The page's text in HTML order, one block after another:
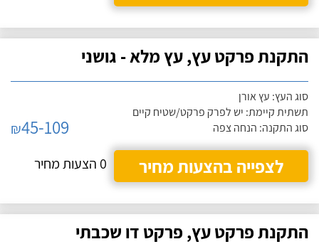
התקנת פרקט עץ, עץ מלא - גושני
סוג העץ: עץ אורן
תשתית קיימת: יש לפרק פרקט/שטיח קיים
סוג התקנה: הנחה צפה
₪45-109
לצפייה בהצעות מחיר
0 הצעות מחיר
התקנת פרקט עץ, פרקט דו שכבתי